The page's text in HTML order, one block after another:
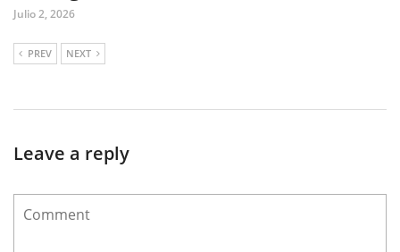
Julio 2, 2026
PREV NEXT
Leave a reply